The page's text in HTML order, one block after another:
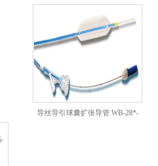
导丝导引球囊扩张导管 WB-28*-